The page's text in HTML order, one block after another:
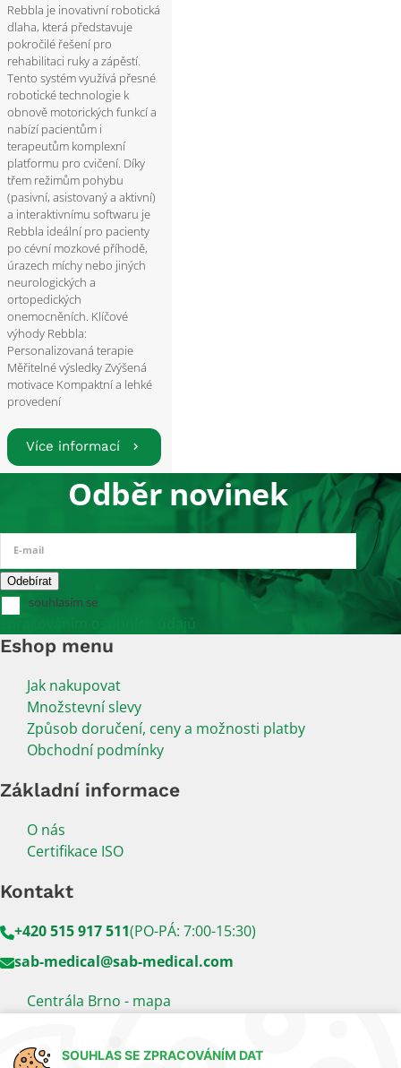
Rebbla je inovativní robotická
dlaha, která představuje
pokročilé řešení pro
rehabilitaci ruky a zápěstí.
Tento systém využívá přesné
robotické technologie k
obnově motorických funkcí a
nabízí pacientům i
terapeutům komplexní
platformu pro cvičení. Díky
třem režimům pohybu
(pasivní, asistovaný a aktivní)
a interaktivnímu softwaru je
Rebbla ideální pro pacienty
po cévní mozkové příhodě,
úrazech míchy nebo jiných
neurologických a
ortopedických
onemocněních. Klíčové
výhody Rebbla:
Personalizovaná terapie
Měřitelné výsledky Zvýšená
motivace Kompaktní a lehké
provedení
Více informací
Odběr novinek
E-mail
souhlasím se
zpracováním osobních údajů
Eshop menu
Jak nakupovat
Množstevní slevy
Způsob doručení, ceny a možnosti platby
Obchodní podmínky
Základní informace
O nás
Certifikace ISO
Kontakt
+420 515 917 511(PO-PÁ: 7:00-15:30)
sab-medical@sab-medical.com
Centrála Brno - mapa
Sledujte násSOUHLAS SE ZPRACOVÁNÍM DAT